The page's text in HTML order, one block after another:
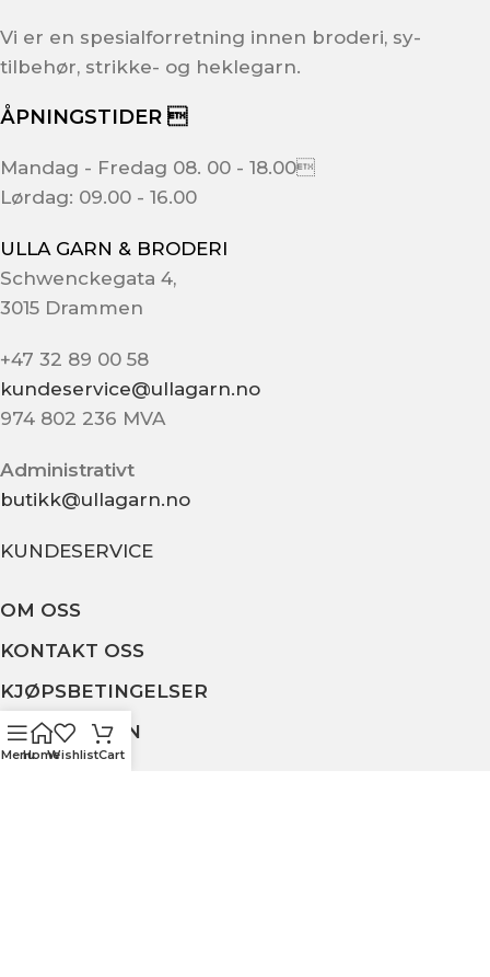
Vi er en spesialforretning innen broderi, sy-
tilbehør, strikke- og heklegarn.
ÅPNINGSTIDER 
Mandag - Fredag 08. 00 - 18.00
Lørdag: 09.00 - 16.00
ULLA GARN & BRODERI
Schwenckegata 4,
3015 Drammen
+47 32 89 00 58
kundeservice@ullagarn.no
974 802 236 MVA
Administrativt
butikk@ullagarn.no
KUNDESERVICE
OM OSS
KONTAKT OSS
KJØPSBETINGELSER
PERSONVERN
MenuHomeWishlistCart